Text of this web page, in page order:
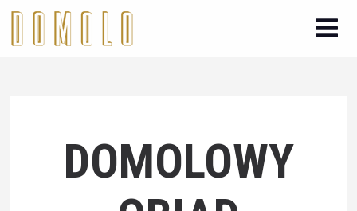
DOMOLOWY